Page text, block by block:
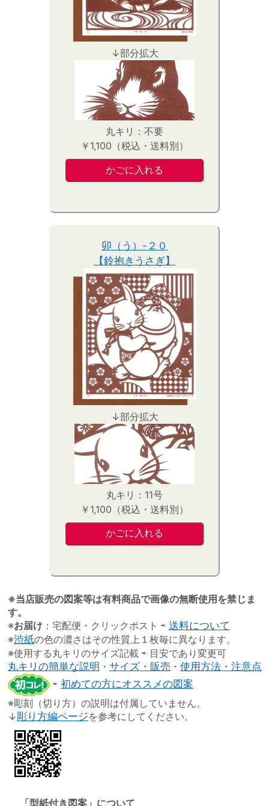
↓部分拡大
丸キリ：不要
￥1,100（税込・送料別）
卯（う）-２０
【鈴抱きうさぎ】
↓部分拡大
丸キリ：11号
￥1,100（税込・送料別）
※当店販売の図案等は有料商品で画像の無断使用を禁じま
す。
※お届け ：宅配便・クリックポスト ⇨ 送料について
※渋紙の色の濃さはその性質上１枚毎に異なります。
※使用する丸キリのサイズ記載 ⇨ 目安であり変更可
丸キリの簡単な説明 ・ サイズ・販売 ・ 使用方法・注意点
⇨ 初めての方にオススメの図案
※彫刻（切り方）の説明は付属していません。
↓彫り方編ページを参考にしてください。
「型紙付き図案」について